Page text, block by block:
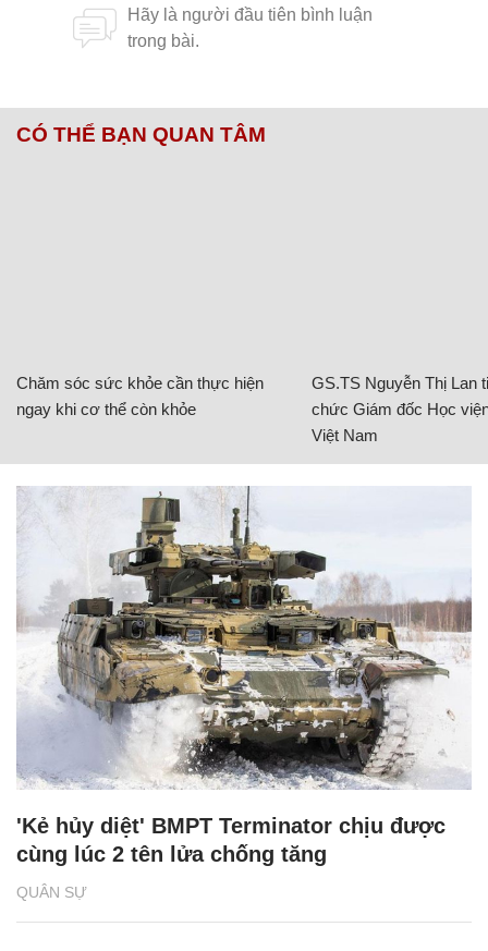
CÓ THỂ BẠN QUAN TÂM
Chăm sóc sức khỏe cần thực hiện
ngay khi cơ thể còn khỏe
GS.TS Nguyễn Thị Lan
chức Giám đốc Học
Việt Nam
QUÂN SỰ
'Kẻ hủy diệt' BMPT Terminator chịu được
cùng lúc 2 tên lửa chống tăng